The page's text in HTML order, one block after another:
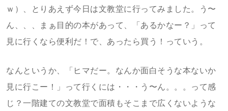
ｗ）、とりあえず今日は文教堂に行ってみました。う〜
ん、、、まぁ目的の本があって、「あるかなー？」って
見に行くなら便利だ！で、あったら買う！っていう。
なんというか、「ヒマだー。なんか面白そうな本ないか
見に行こー！」って行くには・・・う〜ん。。。って感
じ？一階建ての文教堂で面積もそこまで広くないような